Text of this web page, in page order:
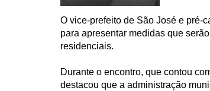
O vice-prefeito de São José e pré-
para apresentar medidas que
residenciais.
Durante o encontro, que contou
destacou que a administração